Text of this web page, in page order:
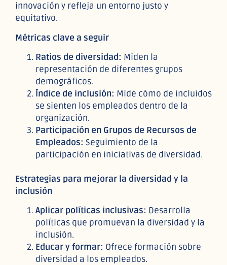
innovación y refleja un entorno justo y
equitativo.
Métricas clave a seguir
Ratios de diversidad: Miden la
representación de diferentes grupos
demográficos.
Índice de inclusión: Mide cómo de incluidos
se sienten los empleados dentro de la
organización.
Participación en Grupos de Recursos de
Empleados: Seguimiento de la
participación en iniciativas de diversidad.
Estrategias para mejorar la diversidad y la
inclusión
Aplicar políticas inclusivas: Desarrolla
políticas que promuevan la diversidad y la
inclusión.
Educar y formar: Ofrece formación sobre
diversidad a los empleados.